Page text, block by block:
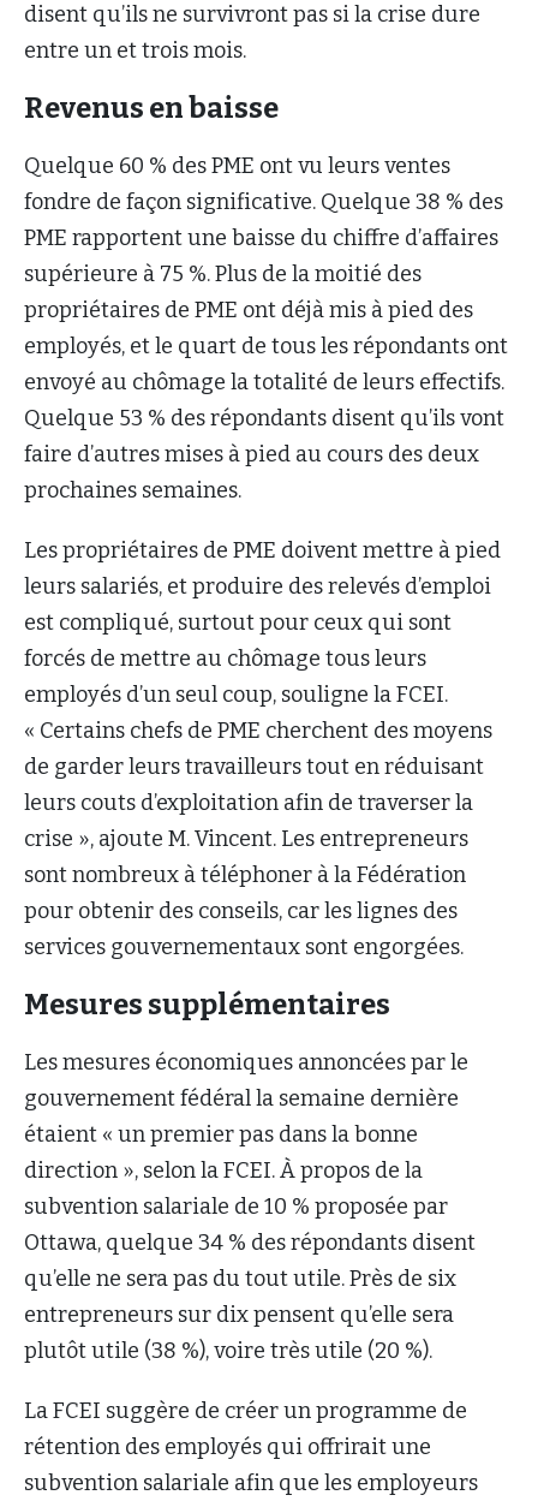
disent qu’ils ne survivront pas si la crise dure
entre un et trois mois.
Revenus en baisse
Quelque 60 % des PME ont vu leurs ventes
fondre de façon significative. Quelque 38 % des
PME rapportent une baisse du chiffre d’affaires
supérieure à 75 %. Plus de la moitié des
propriétaires de PME ont déjà mis à pied des
employés, et le quart de tous les répondants ont
envoyé au chômage la totalité de leurs effectifs.
Quelque 53 % des répondants disent qu’ils vont
faire d’autres mises à pied au cours des deux
prochaines semaines.
Les propriétaires de PME doivent mettre à pied
leurs salariés, et produire des relevés d’emploi
est compliqué, surtout pour ceux qui sont
forcés de mettre au chômage tous leurs
employés d’un seul coup, souligne la FCEI.
« Certains chefs de PME cherchent des moyens
de garder leurs travailleurs tout en réduisant
leurs couts d’exploitation afin de traverser la
crise », ajoute M. Vincent. Les entrepreneurs
sont nombreux à téléphoner à la Fédération
pour obtenir des conseils, car les lignes des
services gouvernementaux sont engorgées.
Mesures supplémentaires
Les mesures économiques annoncées par le
gouvernement fédéral la semaine dernière
étaient « un premier pas dans la bonne
direction », selon la FCEI. À propos de la
subvention salariale de 10 % proposée par
Ottawa, quelque 34 % des répondants disent
qu’elle ne sera pas du tout utile. Près de six
entrepreneurs sur dix pensent qu’elle sera
plutôt utile (38 %), voire très utile (20 %).
La FCEI suggère de créer un programme de
rétention des employés qui offrirait une
subvention salariale afin que les employeurs